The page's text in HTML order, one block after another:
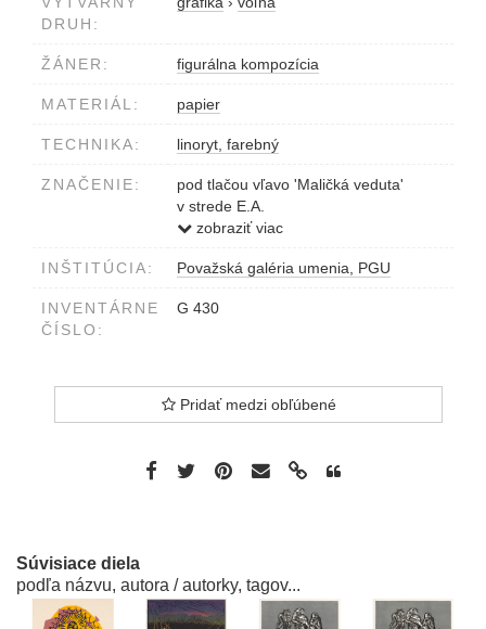
DRUH:
ŽÁNER: figurálna kompozícia
MATERIÁL: papier
TECHNIKA: linoryt, farebný
ZNAČENIE:
pod tlačou vľavo 'Maličká veduta'
v strede E.A.
vpravo M.Sokol 81
zobraziť viac
INŠTITÚCIA: Považská galéria umenia, PGU
INVENTÁRNE
ČÍSLO:
G 430
Pridať medzi obľúbené
Súvisiace diela
podľa názvu, autora / autorky, tagov...